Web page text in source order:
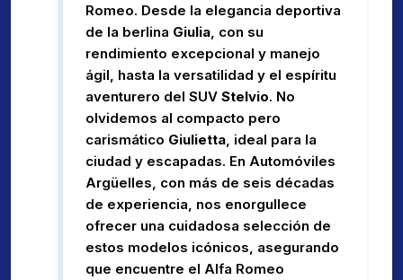
Romeo. Desde la elegancia deportiva
de la berlina Giulia , con su
rendimiento excepcional y manejo
ágil, hasta la versatilidad y el espíritu
aventurero del SUVStelvio. No
olvidemos al compacto pero
carismático Giulietta , ideal para la
ciudad y escapadas. En Automóviles
Argüelles, con más de seis décadas
de experiencia, nos enorgullece
ofrecer una cuidadosa selección de
estos modelos icónicos, asegurando
que encuentre el Alfa Romeo